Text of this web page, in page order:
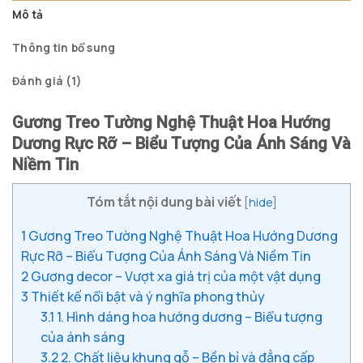
Mô tả
Thông tin bổ sung
Đánh giá (1)
Gương Treo Tường Nghệ Thuật Hoa Hướng
Dương Rực Rỡ – Biểu Tượng Của Ánh Sáng Và
Niềm Tin
Tóm tắt nội dung bài viết hide]
1 Gương Treo Tường Nghệ Thuật Hoa Hướng Dương
Rực Rỡ – Biểu Tượng Của Ánh Sáng Và Niềm Tin
2Gương decor – Vượt xa giá trị của một vật dụng
3 Thiết kế nổi bật và ý nghĩa phong thủy
3.1 1. Hình dáng hoa hướng dương – Biểu tượng
của ánh sáng
3.22. Chất liệu khung gỗ – Bền bỉ và đẳng cấp